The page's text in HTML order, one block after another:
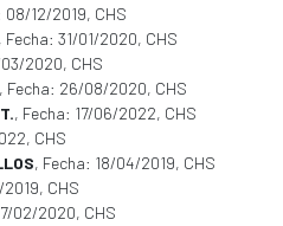
08/12/2019, CHS
, Fecha: 31/01/2020, CHS
2020, CHS
, Fecha: 26/08/2020, CHS
, Fecha: 17/06/2022, CHS
CHS
, Fecha: 18/04/2019, CHS
CHS
02/2020, CHS